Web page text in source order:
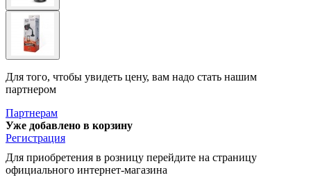
Для того, чтобы увидеть цену, вам надо стать нашим
партнером
Партнерам
Уже добавлено в корзину
Регистрация
Для приобретения в розницу перейдите на страницу
официального интернет-магазина